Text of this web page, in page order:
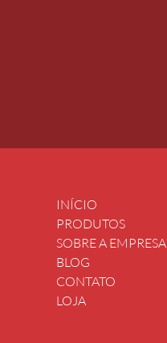
INÍCIO
PRODUTOS
SOBRE A EMPRESA
BLOG
CONTATO
LOJA